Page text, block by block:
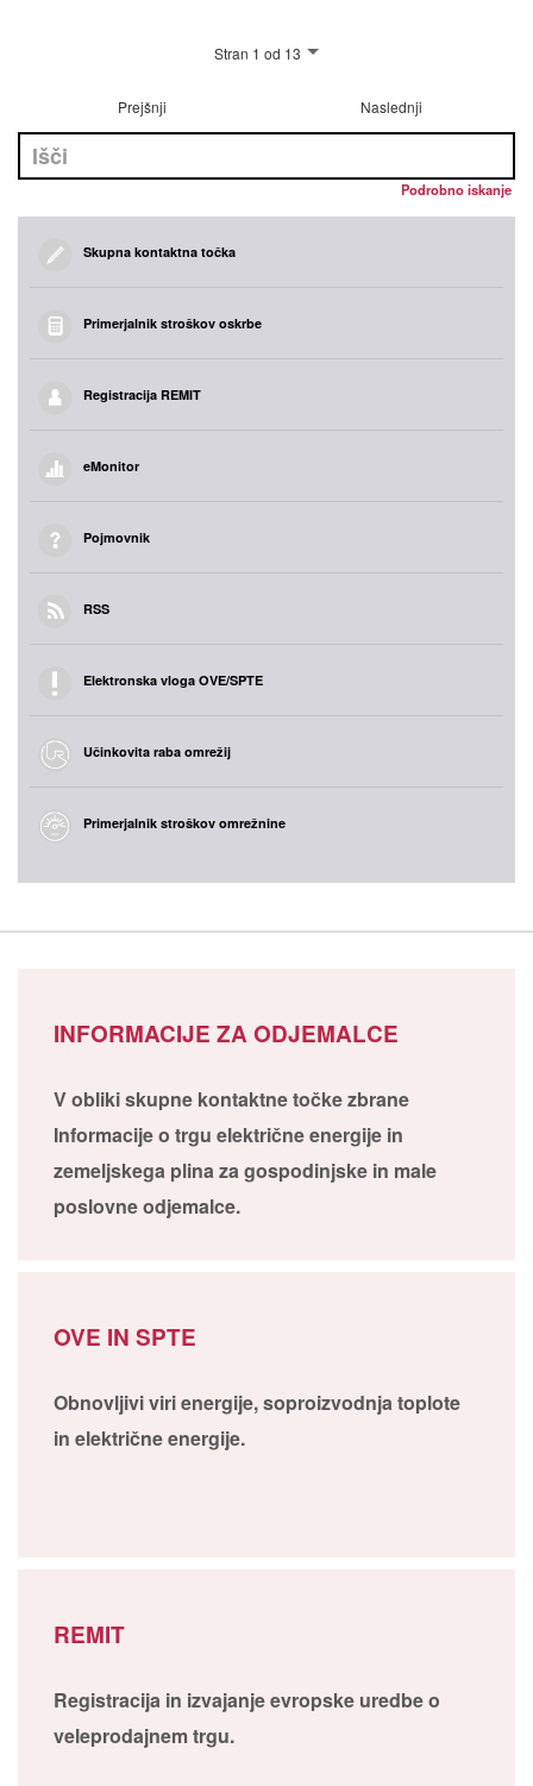
Stran 1 od 13
Prejšnji Naslednji
Podrobno iskanje
Skupna kontaktna točka
Primerjalnik stroškov oskrbe
Registracija REMIT
eMonitor
Pojmovnik
RSS
Elektronska vloga OVE/SPTE
Učinkovita raba omrežij
Primerjalnik stroškov omrežnine
INFORMACIJE ZA ODJEMALCE
V obliki skupne kontaktne točke zbrane
Informacije o trgu električne energije in
zemeljskega plina za gospodinjske in male
poslovne odjemalce.
OVE IN SPTE
Obnovljivi viri energije, soproizvodnja toplote
in električne energije.
REMIT
Registracija in izvajanje evropske uredbe o
veleprodajnem trgu.